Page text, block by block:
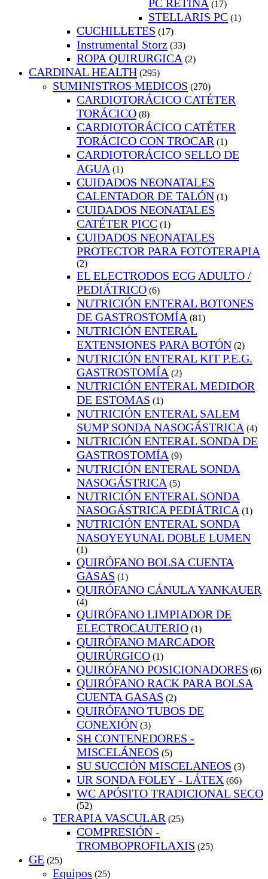
PC RETINA (17)
STELLARIS PC (1)
CUCHILLETES (17)
Instrumental Storz (33)
ROPA QUIRURGICA (2)
CARDINAL HEALTH (295)
SUMINISTROS MEDICOS (270)
CARDIOTORÁCICO CATÉTER
TORÁCICO (8)
CARDIOTORÁCICO CATÉTER
TORÁCICO CON TROCAR (1)
CARDIOTORÁCICO SELLO DE
AGUA (1)
CUIDADOS NEONATALES
CALENTADOR DE TALÓN (1)
CUIDADOS NEONATALES
CATÉTER PICC (1)
CUIDADOS NEONATALES
PROTECTOR PARA FOTOTERAPIA
(2)
EL ELECTRODOS ECG ADULTO /
PEDIÁTRICO (6)
NUTRICIÓN ENTERAL BOTONES
DE GASTROSTOMÍA (81)
NUTRICIÓN ENTERAL
EXTENSIONES PARA BOTÓN (2)
NUTRICIÓN ENTERAL KIT P.E.G.
GASTROSTOMÍA (2)
NUTRICIÓN ENTERAL MEDIDOR
DE ESTOMAS (1)
NUTRICIÓN ENTERAL SALEM
SUMP SONDA NASOGÁSTRICA (4)
NUTRICIÓN ENTERAL SONDA DE
GASTROSTOMÍA (9)
NUTRICIÓN ENTERAL SONDA
NASOGÁSTRICA (5)
NUTRICIÓN ENTERAL SONDA
NASOGÁSTRICA PEDIÁTRICA (1)
NUTRICIÓN ENTERAL SONDA
NASOYEYUNAL DOBLE LUMEN
(1)
QUIRÓFANO BOLSA CUENTA
GASAS (1)
QUIRÓFANO CÁNULA YANKAUER
(4)
QUIRÓFANO LIMPIADOR DE
ELECTROCAUTERIO (1)
QUIRÓFANO MARCADOR
QUIRÚRGICO (1)
QUIRÓFANO POSICIONADORES (6)
QUIRÓFANO RACK PARA BOLSA
CUENTA GASAS (2)
QUIRÓFANO TUBOS DE
CONEXIÓN (3)
SH CONTENEDORES -
MISCELÁNEOS (5)
SU SUCCIÓN MISCELANEOS (3)
UR SONDA FOLEY - LÁTEX (66)
WC APÓSITO TRADICIONAL SECO
(52)
TERAPIA VASCULAR (25)
COMPRESIÓN -
TROMBOPROFILAXIS (25)
GE (25)
Equipos (25)